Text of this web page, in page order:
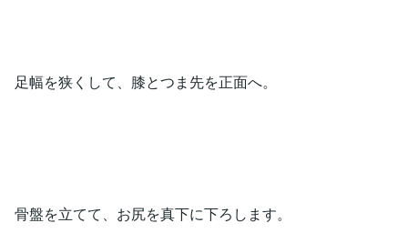
足幅を狭くして、膝とつま先を正面へ。
骨盤を立てて、お尻を真下に下ろします。